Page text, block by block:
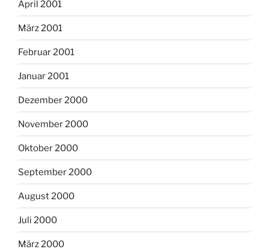
April 2001
März 2001
Februar 2001
Januar 2001
Dezember 2000
November 2000
Oktober 2000
September 2000
August 2000
Juli 2000
März 2000